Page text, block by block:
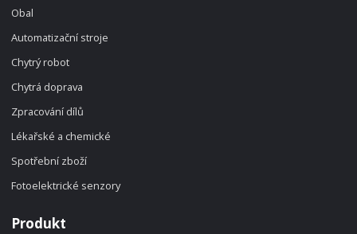
Obal
Automatizační stroje
Chytrý robot
Chytrá doprava
Zpracování dílů
Lékařské a chemické
Spotřební zboží
Fotoelektrické senzory
Produkt